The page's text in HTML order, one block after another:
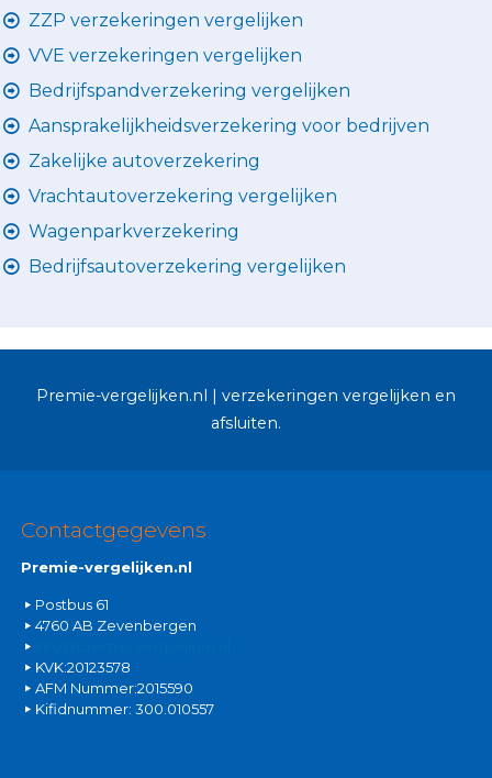
ZZP verzekeringen vergelijken
VVE verzekeringen vergelijken
Bedrijfspandverzekering vergelijken
Aansprakelijkheidsverzekering voor bedrijven
Zakelijke autoverzekering
Vrachtautoverzekering vergelijken
Wagenparkverzekering
Bedrijfsautoverzekering vergelijken
Premie-vergelijken.nl | verzekeringen vergelijken en
afsluiten.
Contactgegevens
Premie-vergelijken.nl
Postbus 61
4760 AB Zevenbergen
KVK:20123578
AFM Nummer:2015590
Kifidnummer: 300.010557